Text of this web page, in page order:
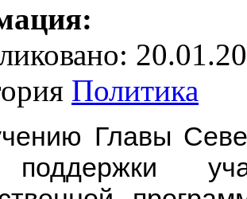
Политика
Главы
поддержки